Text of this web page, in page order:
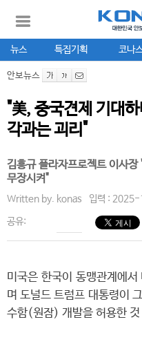
뉴스 특집기획 코나
안보뉴스
"美, 중국견제 기대
각과는 괴리"
김흥규 플라자프로젝트 이사
무장시켜"
Written by. konas 입력 :
공유:
미국은 한국이 동맹관계에
며 도널드 트럼프 대통령이
수함(원잠) 개발을 허용한